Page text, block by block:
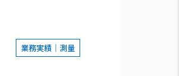
業務実績｜測量